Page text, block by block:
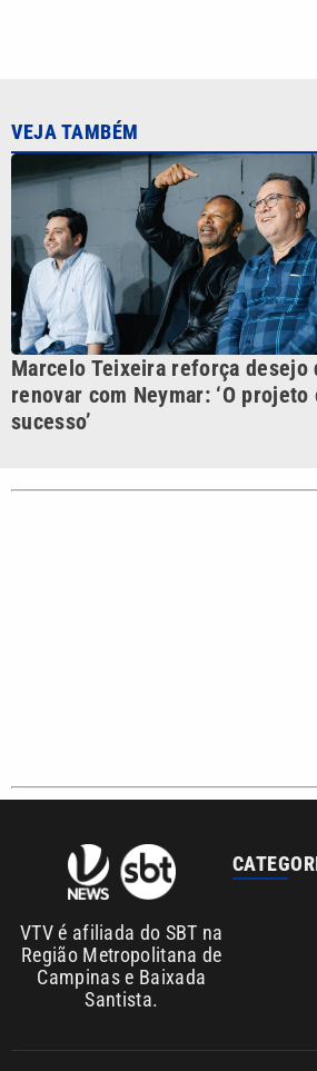
VEJA TAMBÉM
Marcelo Teixeira reforça desejo
renovar com Neymar: ‘O projeto
sucesso’
Copyright © 2026. Todos os direitos